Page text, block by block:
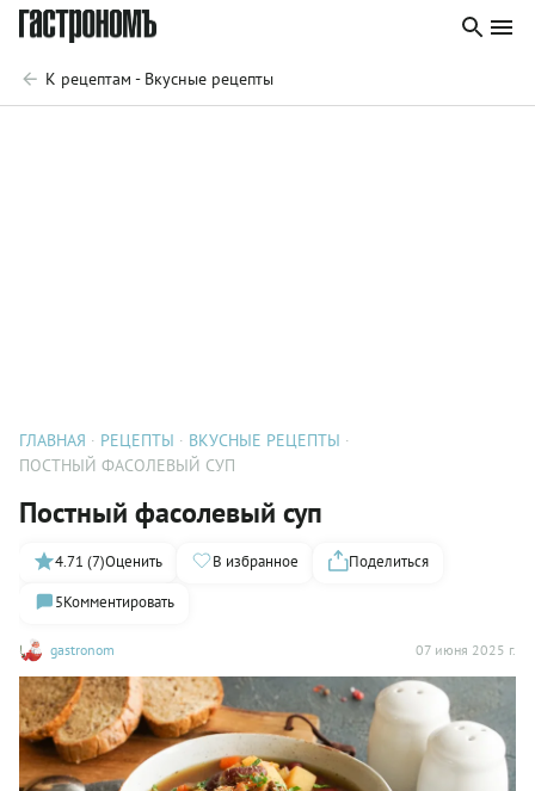
К рецептам - Вкусные рецепты
ГЛАВНАЯ РЕЦЕПТЫ
ВКУСНЫЕ РЕЦЕПТЫ
ПОСТНЫЙ ФАСОЛЕВЫЙ СУП
Постный фасолевый суп
gastronom 07 июня 2025 г.
4.71 (7)Оценить В избранное
Поделиться
5Комментировать